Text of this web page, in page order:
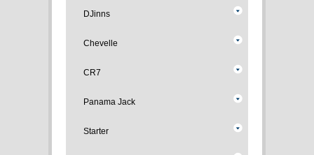
DJinns
Chevelle
CR7
Panama Jack
Starter